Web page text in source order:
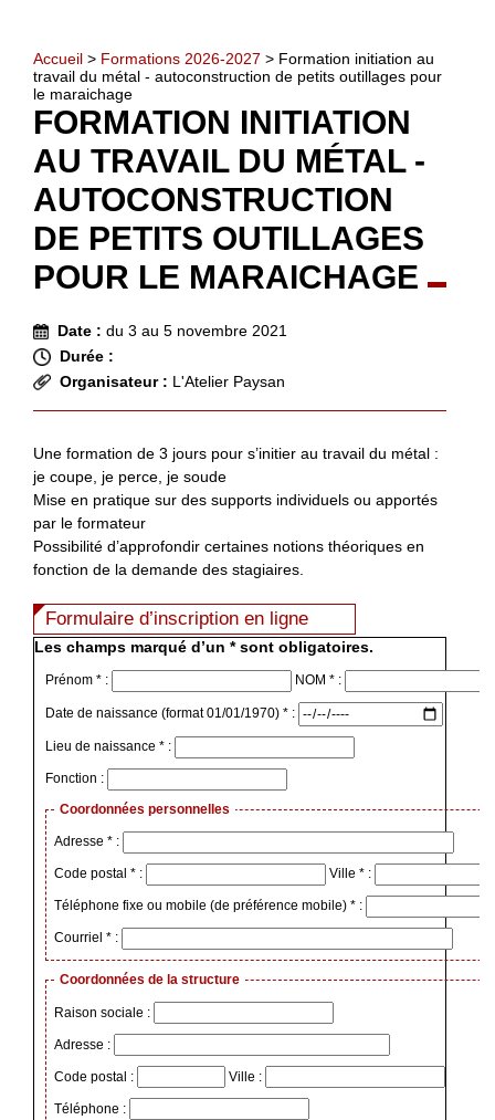
Accueil > Formations 2026-2027 > Formation initiation au
travail du métal - autoconstruction de petits outillages pour
le maraichage
FORMATION INITIATION
AU TRAVAIL DU MÉTAL -
AUTOCONSTRUCTION
DE PETITS OUTILLAGES
POUR LE MARAICHAGE
Date : du 3 au 5 novembre 2021
Durée :
Organisateur : L'Atelier Paysan
Une formation de 3 jours pour s’initier au travail du métal :
je coupe, je perce, je soude
Mise en pratique sur des supports individuels ou apportés
par le formateur
Possibilité d’approfondir certaines notions théoriques en
fonction de la demande des stagiaires.
Formulaire d’inscription en ligne
Les champs marqué d’un * sont obligatoires.
Prénom * : NOM * :
Date de naissance (format 01/01/1970) * :
Lieu de naissance * :
Fonction :
Coordonnées personnelles
Adresse * :
Code postal * : Ville * :
Téléphone fixe ou mobile (de préférence mobile) * :
Courriel * :
Coordonnées de la structure
Raison sociale :
Adresse :
Code postal : Ville :
Téléphone :